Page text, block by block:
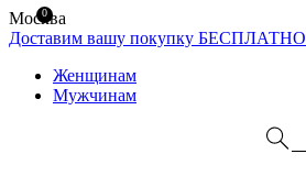
Москва
Доставим вашу покупку БЕСПЛАТНО
Женщинам
Мужчинам
0